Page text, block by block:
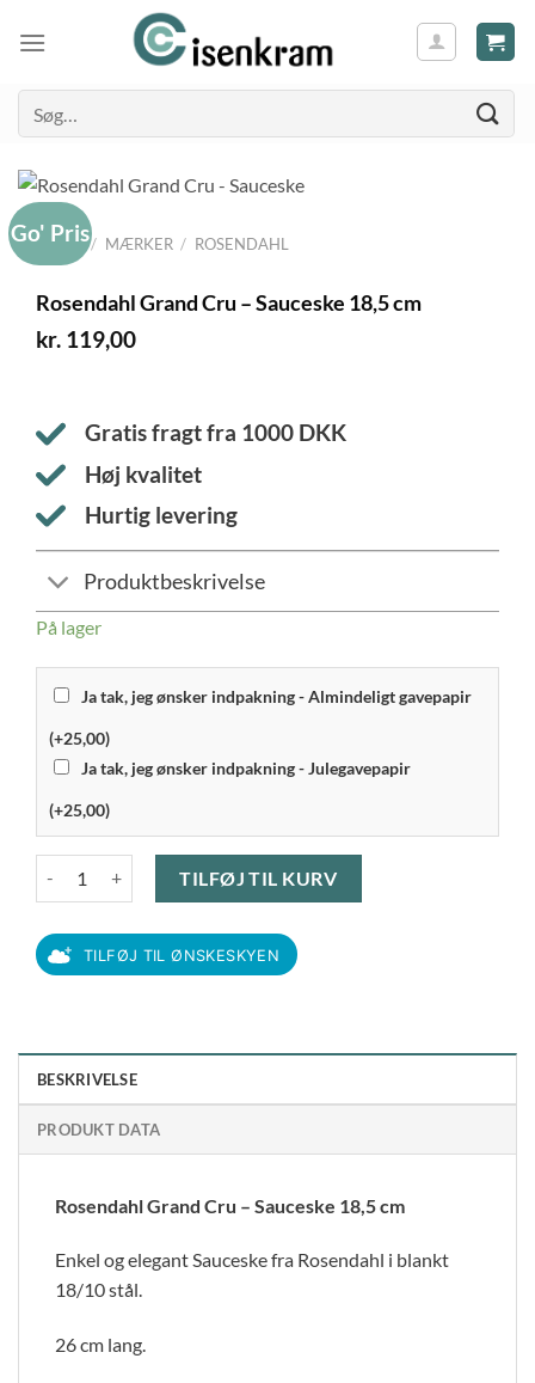
efter:
FORSIDE / MÆRKER / ROSENDAHL
Go' Pris
Rosendahl Grand Cru – Sauceske 18,5 cm
kr. 119,00
Gratis fragt fra 1000 DKK
Høj kvalitet
Hurtig levering
Produktbeskrivelse
På lager
Ja tak, jeg ønsker indpakning - Almindeligt gavepapir
(+25,00)
Ja tak, jeg ønsker indpakning - Julegavepapir
(+25,00)
TILFØJ TIL KURV
TILFØJ TIL ØNSKESKYEN
BESKRIVELSE
PRODUKT DATA
Rosendahl Grand Cru – Sauceske 18,5 cm
Enkel og elegant Sauceske fra Rosendahl i blankt
18/10 stål.
26 cm lang.